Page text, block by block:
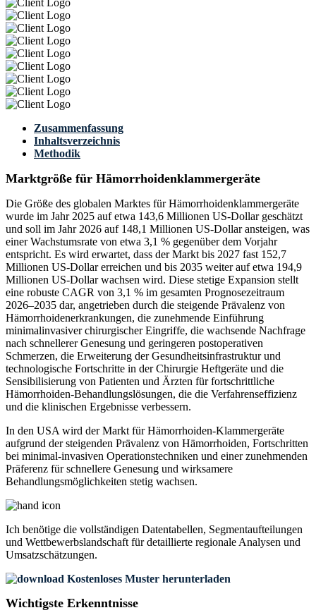
Zusammenfassung
Inhaltsverzeichnis
Methodik
Marktgröße für Hämorrhoidenklammergeräte
Die Größe des globalen Marktes für Hämorrhoidenklammergeräte
wurde im Jahr 2025 auf etwa 143,6 Millionen US-Dollar geschätzt
und soll im Jahr 2026 auf 148,1 Millionen US-Dollar ansteigen, was
einer Wachstumsrate von etwa 3,1 % gegenüber dem Vorjahr
entspricht. Es wird erwartet, dass der Markt bis 2027 fast 152,7
Millionen US-Dollar erreichen und bis 2035 weiter auf etwa 194,9
Millionen US-Dollar wachsen wird. Diese stetige Expansion stellt
eine robuste CAGR von 3,1 % im gesamten Prognosezeitraum
2026–2035 dar, angetrieben durch die steigende Prävalenz von
Hämorrhoidenerkrankungen, die zunehmende Einführung
minimalinvasiver chirurgischer Eingriffe, die wachsende Nachfrage
nach schnellerer Genesung und geringeren postoperativen
Schmerzen, die Erweiterung der Gesundheitsinfrastruktur und
technologische Fortschritte in der Chirurgie Heftgeräte und die
Sensibilisierung von Patienten und Ärzten für fortschrittliche
Hämorrhoiden-Behandlungslösungen, die die Verfahrenseffizienz
und die klinischen Ergebnisse verbessern.
In den USA wird der Markt für Hämorrhoiden-Klammergeräte
aufgrund der steigenden Prävalenz von Hämorrhoiden, Fortschritten
bei minimal-invasiven Operationstechniken und einer zunehmenden
Präferenz für schnellere Genesung und wirksamere
Behandlungsmöglichkeiten stetig wachsen.
Ich benötige die vollständigen Datentabellen, Segmentaufteilungen
und Wettbewerbslandschaft für detaillierte regionale Analysen und
Umsatzschätzungen.
Kostenloses Muster herunterladen
Wichtigste Erkenntnisse